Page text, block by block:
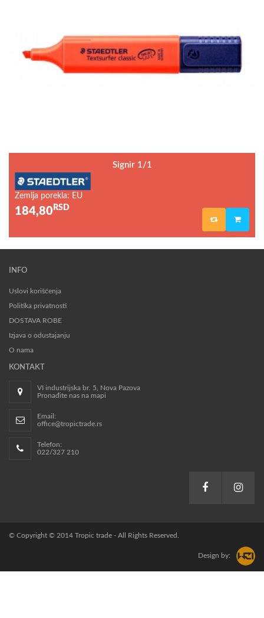
Signir 1/1
Zemlja porekla: EU
184,80 RSD
INFO
Uslovi korišćenja
Politika privatnosti
DOSTAVA ROBE
Izjava o odustajanju
O nama
KONTAKT
VI industrijska br. 5, Nova Pazova
Pronađite nas na mapi
Email:
office@tropictrade.rs
Telefon:
022/327 210
© Copyright © 2014 Tropic trade - All Rights Reserved.
Design by: